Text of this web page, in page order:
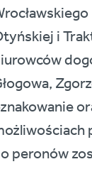
i
peronów